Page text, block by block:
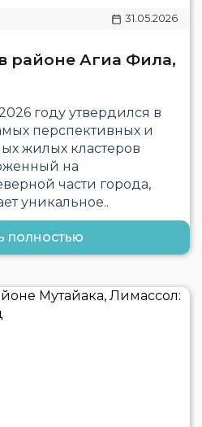
31.05.2026
районе Агиа Фила,
году утвердился в
перспективных и
жилых кластеров
на
части города,
уникальное..
полностью